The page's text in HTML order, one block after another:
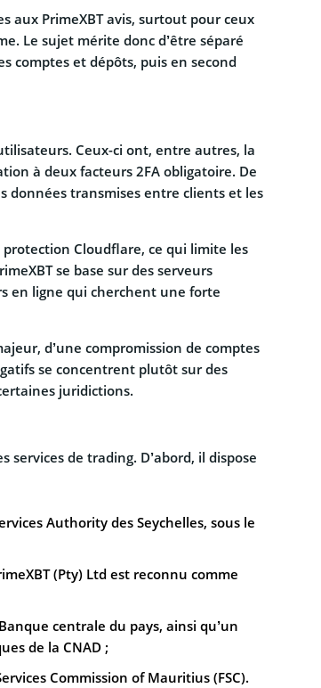
aux PrimeXBT avis, surtout pour ceux
Le sujet mérite donc d’être séparé
comptes et dépôts, puis en second
Ceux-ci ont, entre autres, la
à deux facteurs 2FA obligatoire. De
données transmises entre clients et les
Cloudflare, ce qui limite les
se base sur des serveurs
en ligne qui cherchent une forte
d’une compromission de comptes
se concentrent plutôt sur des
juridictions.
services de trading. D’abord, il dispose
Authority des Seychelles, sous le
(Pty) Ltd est reconnu comme
centrale du pays, ainsi qu’un
de la CNAD ;
Commission of Mauritius (FSC).